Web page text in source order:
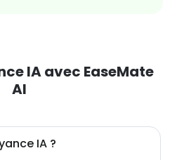
IA avec EaseMate
AI
IA ?